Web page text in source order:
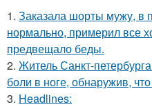
1. Заказала шорты мужу, в
нормально, примерил все
предвещало беды.
2. Житель Санкт-
боли в ноге, обнаружив,
3. Headlines: